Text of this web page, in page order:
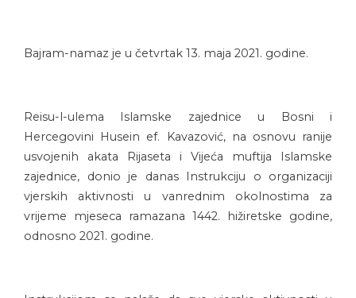
Bajram-namaz je u četvrtak 13. maja 2021. godine.
Reisu-l-ulema Islamske zajednice u Bosni i
Hercegovini Husein ef. Kavazović, na osnovu ranije
usvojenih akata Rijaseta i Vijeća muftija Islamske
zajednice, donio je danas Instrukciju o organizaciji
vjerskih aktivnosti u vanrednim okolnostima za
vrijeme mjeseca ramazana 1442. hižiretske godine,
odnosno 2021. godine.